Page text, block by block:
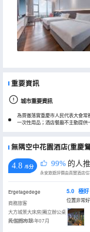
重要資訊
城市重要資訊
為貫徹落實重慶市人民代表大會常
一次性用品；酒店餐廳不主動提供
無隅空中花園酒店(重慶
4.8 /5分 99% 的人
Ergetagedege
商務旅客
大方城景大床房|獨立辦公桌
椅·純棉布草
入住於2026年07月
5.0 極好
位置非常